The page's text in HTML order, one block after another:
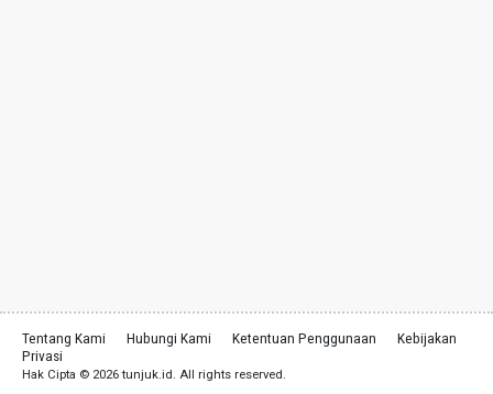
Tentang Kami Hubungi Kami Ketentuan Penggunaan
Kebijakan
Privasi
Hak Cipta © 2026 tunjuk.id. All rights reserved.